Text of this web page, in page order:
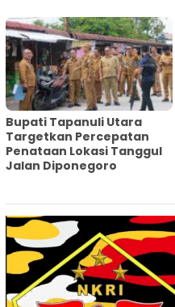
‎Bupati Tapanuli Utara
Targetkan Percepatan
Penataan Lokasi Tanggul
Jalan Diponegoro